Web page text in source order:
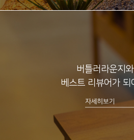
버틀러라운지와
베스트 리뷰어가 되